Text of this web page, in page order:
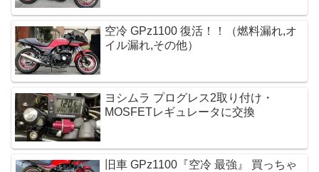
空冷 GPz1100 復活！！（燃料漏れ,オ
イル漏れ,その他）
ヨシムラ プログレス2取り付け・
MOSFETレギュレータに交換 
旧車 GPz1100『空冷 最強』 買っちゃ